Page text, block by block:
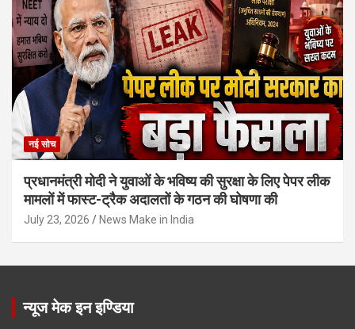
नई सोच
प्रधानमंत्री मोदी ने युवाओं के भविष्य की सुरक्षा के लिए पेपर लीक
मामलों में फास्ट-ट्रैक अदालतों के गठन की घोषणा की
July 23, 2026 News Make in India
न्यूज मेक इन इण्डिया